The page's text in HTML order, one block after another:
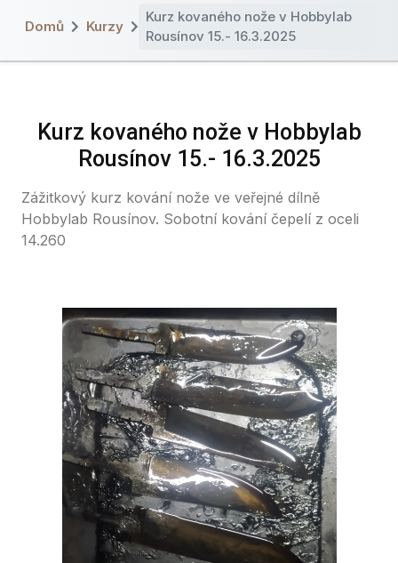
Domů Kurzy
Kurz kovaného nože v Hobbylab
Rousínov 15.- 16.3.2025
Kurz kovaného nože v Hobbylab
Rousínov 15.- 16.3.2025
Zážitkový kurz kování nože ve veřejné dílně
Hobbylab Rousínov. Sobotní kování čepelí z oceli
14.260